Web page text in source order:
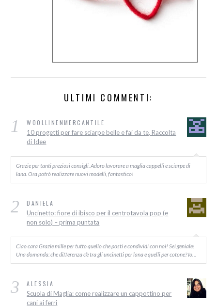
ULTIMI COMMENTI:
1 WOOLLINENMERCANTILE
10 progetti per fare sciarpe belle e fai da te, Raccolta
di Idee
Grazie per tanti preziosi consigli. Adoro lavorare a maglia cappelli e sciarpe di
lana. Ora potrò realizzare nuovi modelli, fantastico!
2 DANIELA
Uncinetto: fiore di ibisco per il centrotavola pop (e
non solo) – prima puntata
Ciao cara Grazie mille per tutto quello che posti e condividi con noi! Sei geniale!
Una domanda: che differenza c’è tra gli uncinetti per lana e quelli per cotone? Io…
3 ALESSIA
Scuola di Maglia: come realizzare un cappottino per
cani ai ferri